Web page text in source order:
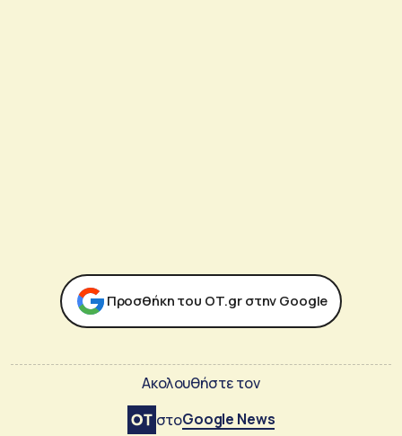
Προσθήκη του ΟΤ.gr στην Google
Ακολουθήστε τον
στοGoogle News